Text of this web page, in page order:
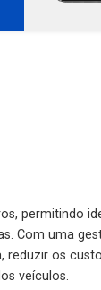
permitindo
Com uma
os
veículos.